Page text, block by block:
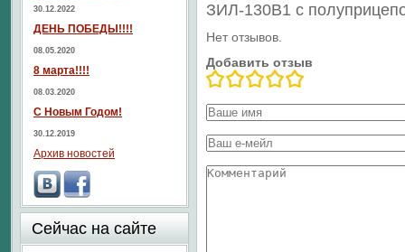
ЗИЛ-130В1 с
Нет отзывов.
Добавить отзыв
30.12.2022
ДЕНЬ ПОБЕДЫ!!!!
08.05.2020
8 марта!!!!
08.03.2020
С Новым Годом!
30.12.2019
Архив новостей
Сейчас на сайте